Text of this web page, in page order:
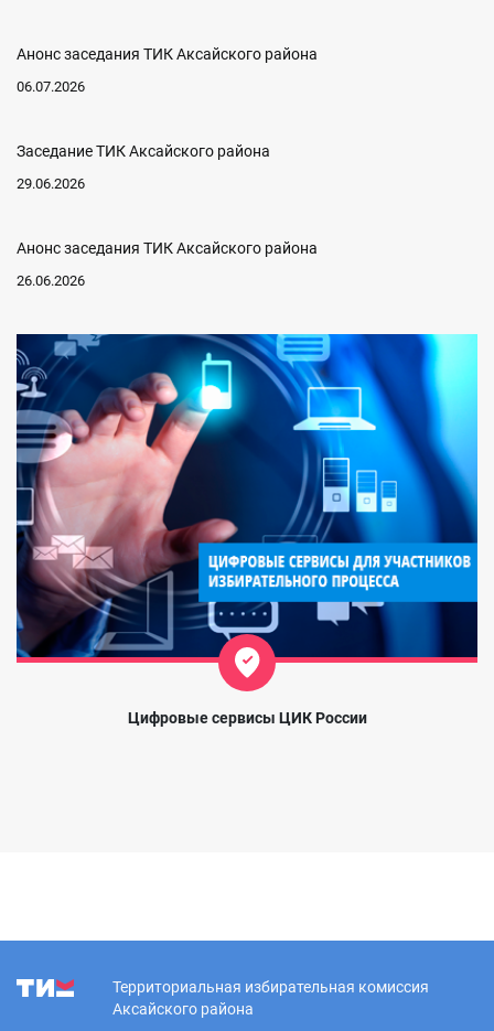
Анонс заседания ТИК Аксайского района
06.07.2026
Заседание ТИК Аксайского района
29.06.2026
Анонс заседания ТИК Аксайского района
26.06.2026
Цифровые сервисы ЦИК России
Территориальная избирательная комиссия
Аксайского района